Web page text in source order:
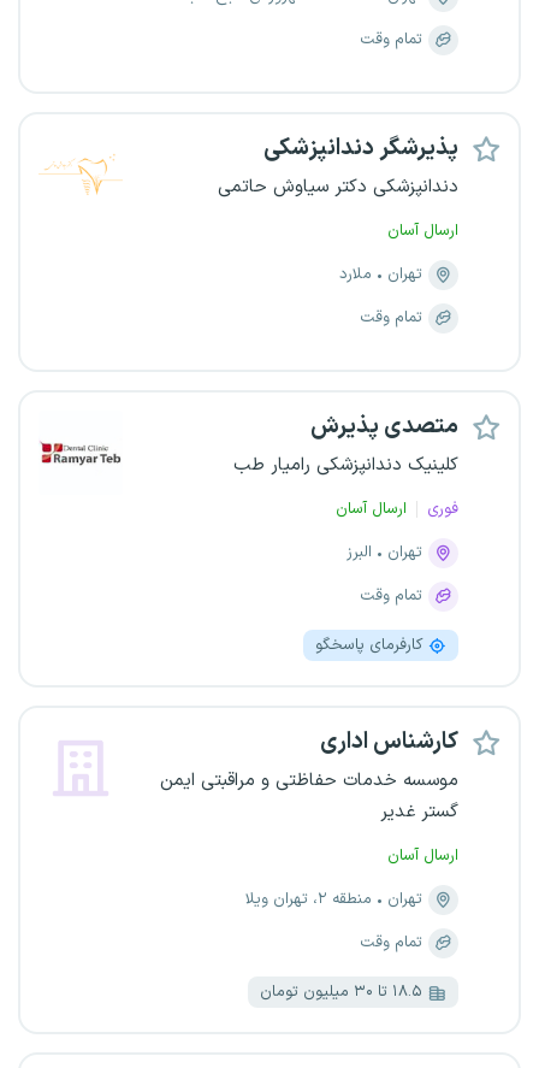
تمام وقت
پذیرشگر دندانپزشکی
دندانپزشکی دکتر سیاوش حاتمی
ارسال آسان
تهران
ملارد
تمام وقت
متصدی پذیرش
کلینیک دندانپزشکی رامیار طب
فوری
ارسال آسان
تهران
البرز
تمام وقت
کارفرمای پاسخگو
کارشناس اداری
موسسه خدمات حفاظتی و مراقبتی ایمن
گستر غدیر
ارسال آسان
تهران
منطقه ۲، تهران ویلا
تمام وقت
۱۸.۵ تا ۳۰ میلیون تومان